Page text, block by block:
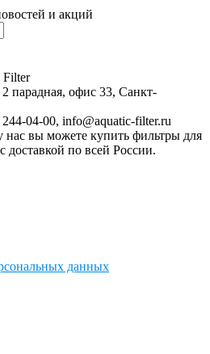
и акций
Filter
парадная, офис 33, Санкт-
04-00, info@aquatic-filter.ru
вы можете купить фильтры для
доставкой по всей России.
данных